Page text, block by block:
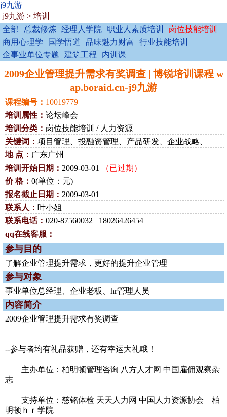
j9九游
j9九游 > 培训
全部
总裁修炼 经理人学院 职业人素质培训
岗位技能培训
商用心理学
国学悟道 品味魅力财富
行业技能培训
企事业单位专题
建筑工程 内训课
2009企业管理提升需求有奖调查 | 博锐培训课程 w
ap.boraid.cn-j9九游
课程编号： 10019779
培训属性： 论坛峰会
培训分类： 岗位技能培训 / 人力资源
关键词： 项目管理、投融资管理、产品研发、企业战略、
地 点： 广东广州
培训开始日期： 2009-03-01
（已过期）
价 格： 0(单位：元)
报名截止日期： 2009-03-01
联系人： 叶小姐
联系电话： 020-87560032 18026426454
qq在线客服：
参与目的
了解企业管理提升需求，更好的提升企业管理
参与对象
事业单位总经理、企业老板、hr管理人员
内容简介
2009企业管理提升需求有奖调查
--参与者均有礼品获赠，还有幸运大礼哦！
主办单位：柏明顿管理咨询 八方人才网 中国雇佣观察杂
志
支持单位：慈铭体检 天天人力网 中国人力资源协会 柏
明顿ｈｒ学院